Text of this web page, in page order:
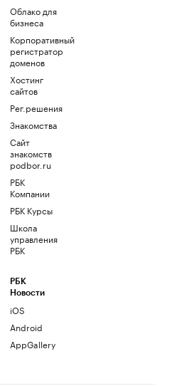
Облако для
бизнеса
Корпоративный
регистратор
доменов
Хостинг
сайтов
Рег.решения
Знакомства
Сайт
знакомств
podbor.ru
РБК
Компании
РБК Курсы
Школа
управления
РБК
РБК
Новости
iOS
Android
AppGallery